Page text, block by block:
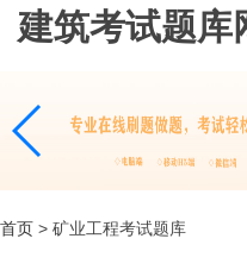
建筑考试题库
首页 > 矿业工程考试题库